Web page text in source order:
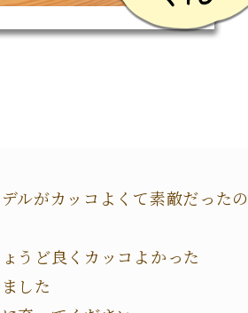
ルがカッコよくて素敵だった
うど良くカッコよかった
した